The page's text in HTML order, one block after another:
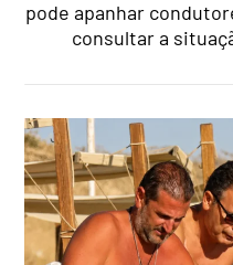
pode apanhar
consultar a